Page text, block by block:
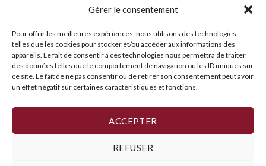
Gérer le consentement
Pour offrir les meilleures expériences, nous utilisons des technologies
telles que les cookies pour stocker et/ou accéder aux informations des
appareils. Le fait de consentir à ces technologies nous permettra de traiter
des données telles que le comportement de navigation ou les ID uniques sur
ce site. Le fait de ne pas consentir ou de retirer son consentement peut avoir
un effet négatif sur certaines caractéristiques et fonctions.
ACCEPTER
REFUSER
LIRE LA SUITE